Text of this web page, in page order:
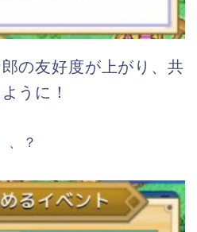
の友好度が上がり、共
うに！
、？